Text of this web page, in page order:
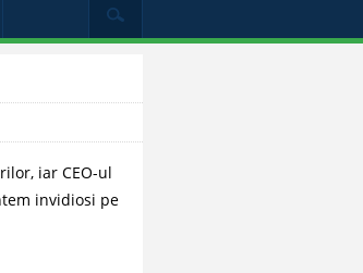
iar CEO-ul
invidiosi pe